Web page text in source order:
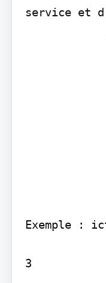
service et
Exemple :
3